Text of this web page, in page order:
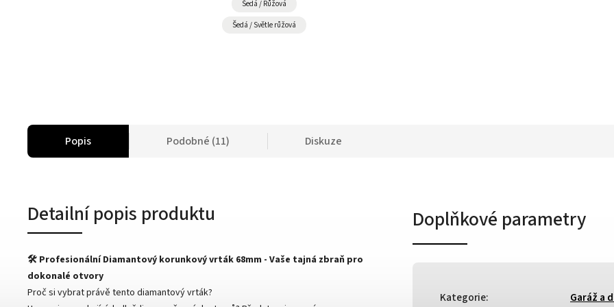
Šedá / Růžová
Šedá / Světle růžová
Popis Podobné (11) Diskuze
Detailní popis produktu
🛠️ Profesionální Diamantový korunkový vrták 68mm - Vaše tajná zbraň pro
dokonalé otvory
Proč si vybrat právě tento diamantový vrták?
Doplňkové parametry
Kategorie: Garáž a